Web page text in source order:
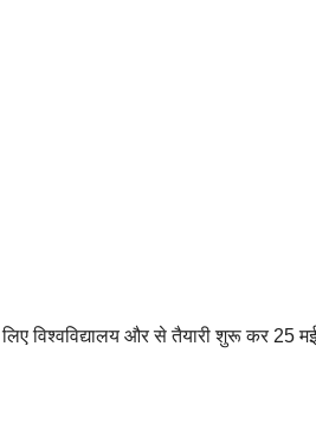
लिए विश्वविद्यालय और से तैयारी शुरू कर 25